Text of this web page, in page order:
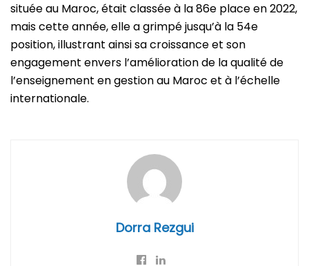
située au Maroc, était classée à la 86e place en 2022,
mais cette année, elle a grimpé jusqu’à la 54e
position, illustrant ainsi sa croissance et son
engagement envers l’amélioration de la qualité de
l’enseignement en gestion au Maroc et à l’échelle
internationale.
Dorra Rezgui